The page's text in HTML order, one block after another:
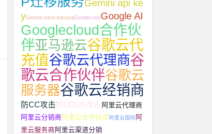
Gemini api ke
yGemini nano bananaGemini veoGoogle AI
Googlecloud合作伙
伴亚马逊云谷歌云代
充值谷歌云代理商谷
歌云合作伙伴谷歌云
服务器谷歌云经销商
防CC攻击 防DDOS攻击 阿里云代理商
阿里云分销商 阿里云合作伙伴阿里云国际 阿
里云服务商 阿里云渠道分销